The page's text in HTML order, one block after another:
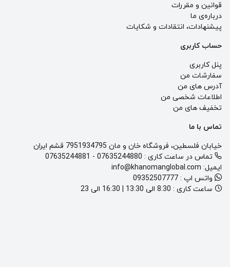
قوانین و مقررات
درباره‌ی ما
پيشنهادات، انتقادات و شكايات
حساب کاربری
پنل کاربری
سفارشات من
آدرس های من
اطلاعات شخصی من
تخفیف های من
تماس با ما
خیابان فلسطین، فروشگاه خان و مان 7951934795 قشم ایران
تماس در ساعت کاری : 07635244880
-
07635244881
ایمیل: info@khanomanglobal.com
واتس اپ : 09352507777
ساعت کاری : 8:30 الی 13:30 | 16:30 الی 23